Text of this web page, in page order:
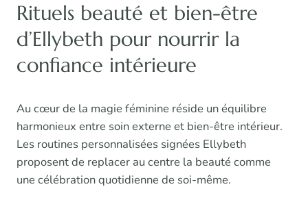
Rituels beauté et bien-être
d’Ellybeth pour nourrir la
confiance intérieure
Au cœur de la magie féminine réside un équilibre
harmonieux entre soin externe et bien-être intérieur.
Les routines personnalisées signées Ellybeth
proposent de replacer au centre la beauté comme
une célébration quotidienne de soi-même.